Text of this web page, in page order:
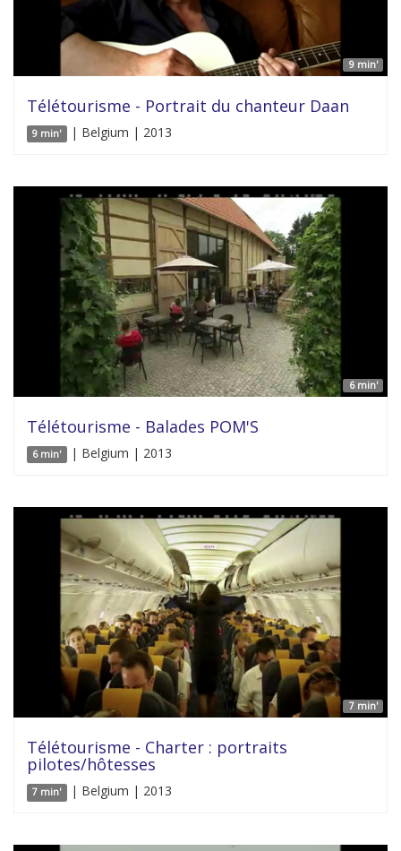
9 min'
Télétourisme - Portrait du chanteur Daan
9 min' | Belgium | 2013
6 min'
Télétourisme - Balades POM'S
6 min' | Belgium | 2013
7 min'
Télétourisme - Charter : portraits
pilotes/hôtesses
7 min' | Belgium | 2013